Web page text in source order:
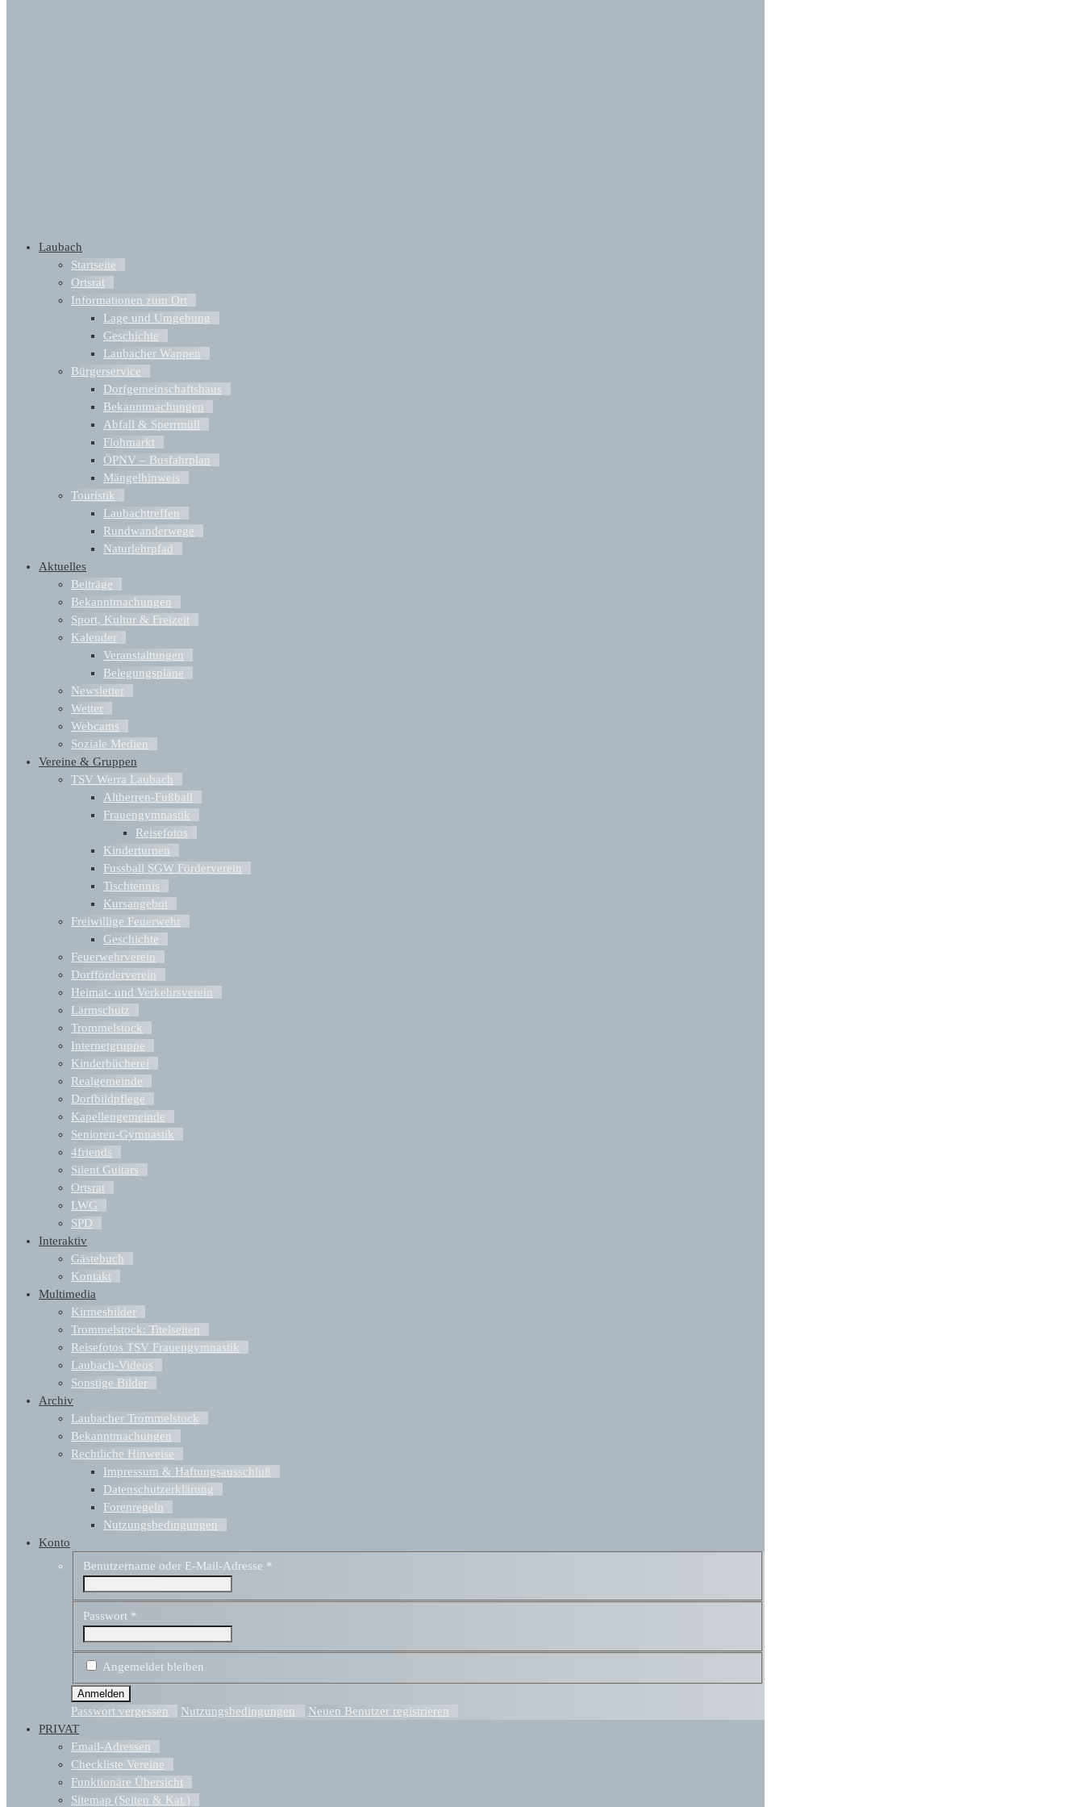
Laubach
Startseite
Ortsrat
Informationen zum Ort
Lage und Umgebung
Geschichte
Laubacher Wappen
Bürgerservice
Dorfgemeinschaftshaus
Bekanntmachungen
Abfall & Sperrmüll
Flohmarkt
ÖPNV – Busfahrplan
Mängelhinweis
Touristik
Laubachtreffen
Rundwanderwege
Naturlehrpfad
Aktuelles
Beiträge
Bekanntmachungen
Sport, Kultur & Freizeit
Kalender
Veranstaltungen
Belegungspläne
Newsletter
Wetter
Webcams
Soziale Medien
Vereine & Gruppen
TSV Werra Laubach
Altherren-Fußball
Frauengymnastik
Reisefotos
Kinderturnen
Fussball SGW Förderverein
Tischtennis
Kursangebot
Freiwillige Feuerwehr
Geschichte
Feuerwehrverein
Dorfförderverein
Heimat- und Verkehrsverein
Lärmschutz
Trommelstock
Internetgruppe
Kinderbücherei
Realgemeinde
Dorfbildpflege
Kapellengemeinde
Senioren-Gymnastik
4friends
Silent Guitars
Ortsrat
LWG
SPD
Interaktiv
Gästebuch
Kontakt
Multimedia
Kirmesbilder
Trommelstock: Titelseiten
Reisefotos TSV Frauengymnastik
Laubach-Videos
Sonstige Bilder
Archiv
Laubacher Trommelstock
Bekanntmachungen
Rechtliche Hinweise
Impressum & Haftungsausschluß
Datenschutzerklärung
Forenregeln
Nutzungsbedingungen
Konto
Benutzername oder E-Mail-Adresse *
Passwort *
Angemeldet bleiben
Passwort vergessen Nutzungsbedingungen
Neuen Benutzer registrieren
PRIVAT
Email-Adressen
Checkliste Vereine
Funktionäre Übersicht
Sitemap (Seiten & Kat.)